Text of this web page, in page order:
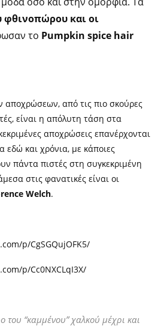
φθινοπώρου και οι
το Pumpkin spice hair
αποχρώσεων, από τις πιο σκούρες
είναι η απόλυτη τάση στα
αποχρώσεις επανέρχονται
εδώ και χρόνια, με κάποιες
πάντα πιστές στη συγκεκριμένη
στις φανατικές είναι οι
Welch.
p/CgSGQujOFK5/
p/Cc0NXCLqI3X/
του “καμμένου” χαλκού μέχρι και